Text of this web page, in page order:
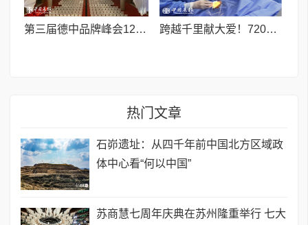
第三届德中品牌峰会12月将在柏林举办，聚焦人工智能时代品牌全球化发展 跨越千里献大爱！720光明行助力喀什150名白内障老人重获清晰视界
热门文章
石峁遗址：从四千年前中国北方区域政
体中心看“何以中国”
苏商慧七周年庆典在苏州隆重举行 七大